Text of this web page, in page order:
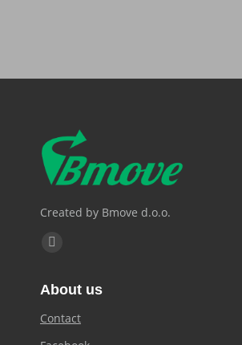
Created by Bmove d.o.o.
Find us on:
Facebook
opens
in
About us
Contact